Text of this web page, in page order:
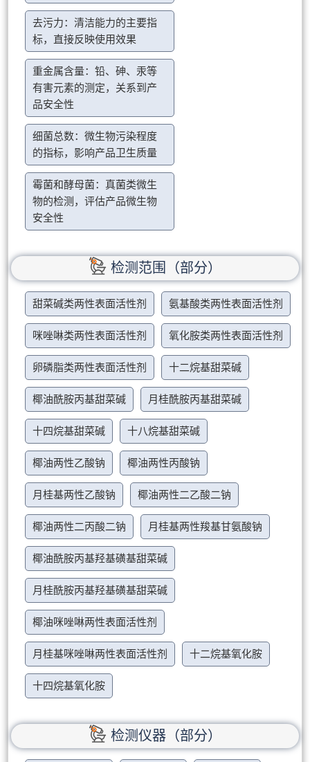
去污力：清洁能力的主要指
标，直接反映使用效果
重金属含量：铅、砷、汞等
有害元素的测定，关系到产
品安全性
细菌总数：微生物污染程度
的指标，影响产品卫生质量
霉菌和酵母菌：真菌类微生
物的检测，评估产品微生物
安全性
检测范围（部分）
甜菜碱类两性表面活性剂 氨基酸类两性表面活性剂
咪唑啉类两性表面活性剂 氧化胺类两性表面活性剂
卵磷脂类两性表面活性剂 十二烷基甜菜碱
椰油酰胺丙基甜菜碱 月桂酰胺丙基甜菜碱
十四烷基甜菜碱 十八烷基甜菜碱
椰油两性乙酸钠 椰油两性丙酸钠
月桂基两性乙酸钠 椰油两性二乙酸二钠
椰油两性二丙酸二钠 月桂基两性羧基甘氨酸钠
椰油酰胺丙基羟基磺基甜菜碱
月桂酰胺丙基羟基磺基甜菜碱
椰油咪唑啉两性表面活性剂
月桂基咪唑啉两性表面活性剂 十二烷基氧化胺
十四烷基氧化胺
检测仪器（部分）